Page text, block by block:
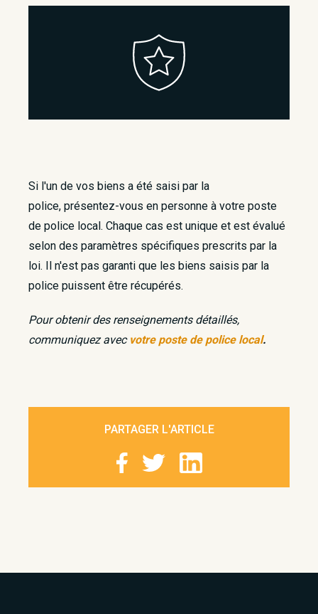
Si l'un de vos biens a été saisi par la
police, présentez-vous en personne à votre poste
de police local. Chaque cas est unique et est évalué
selon des paramètres spécifiques prescrits par la
loi. Il n'est pas garanti que les biens saisis par la
police puissent être récupérés.
Pour obtenir des renseignements détaillés,
communiquez avec votre poste de police local.
PARTAGER L'ARTICLE